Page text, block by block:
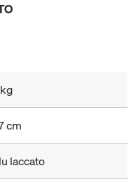
cm
laccato